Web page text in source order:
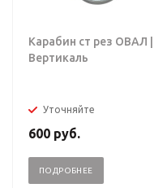
Карабин ст рез ОВАЛ |
Вертикаль
Уточняйте
600 руб.
ПОДРОБНЕЕ